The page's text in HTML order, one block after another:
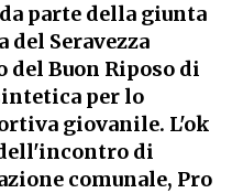
parte della giunta
Seravezza
del Buon Riposo di
per lo
giovanile. L'ok
di
comunale, Pro